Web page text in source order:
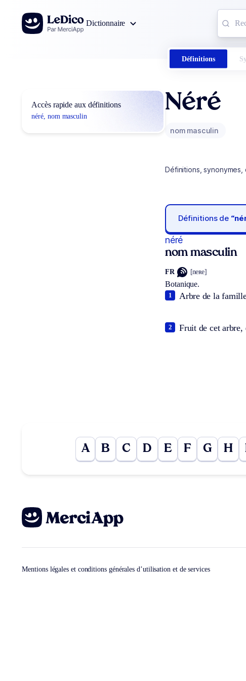
Aller au contenu
Dictionnaire
Définitions
Accès rapide aux définitions
néré, nom masculin
Néré
nom masculin
Définitions,
Définitions de
néré
nom masculin
FR [neʀe]
Botanique.
Arbre de la
1
Fruit de cet
2
A B C D E F G H
Mentions légales et conditions générales d’utilisation et de services